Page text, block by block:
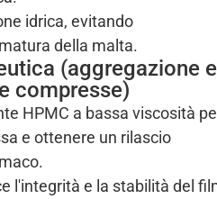
idrica, evitando
della malta.
(aggregazione e
compresse)
HPMC a bassa viscosità
e ottenere un rilascio
l'integrità e la stabilità del